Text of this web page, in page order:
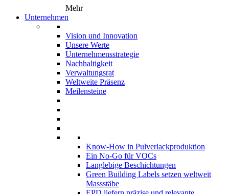
Mehr
Unternehmen
Vision und Innovation
Unsere Werte
Unternehmensstrategie
Nachhaltigkeit
Verwaltungsrat
Weltweite Präsenz
Meilensteine
Know-How in Pulverlackproduktion
Ein No-Go für VOCs
Langlebige Beschichtungen
Green Building Labels setzen weltweit
Massstäbe